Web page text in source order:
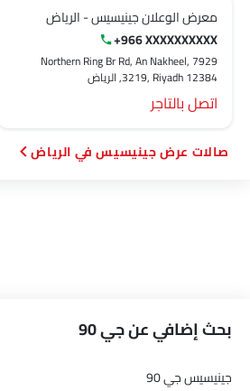
معرض الوعلان جينيسيس - الرياض
+966 XXXXXXXXXX
7929 Northern Ring Br Rd, An Nakheel,
3219, Riyadh 12384, الرياض‎
اتصل بالتاجر
صالات عرض جينيسيس في الرياض‎
بحث إضافي عن جي 90
جينيسيس جي 90